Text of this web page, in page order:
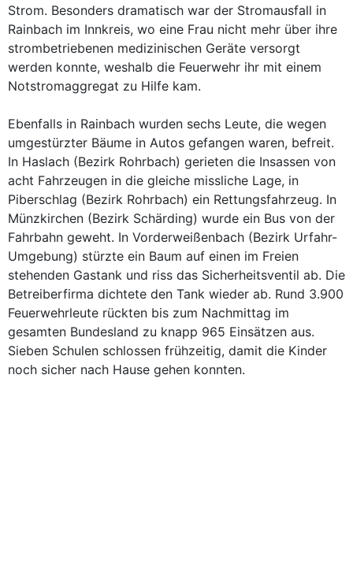
Strom. Besonders dramatisch war der Stromausfall in
Rainbach im Innkreis, wo eine Frau nicht mehr über ihre
strombetriebenen medizinischen Geräte versorgt
werden konnte, weshalb die Feuerwehr ihr mit einem
Notstromaggregat zu Hilfe kam.
Ebenfalls in Rainbach wurden sechs Leute, die wegen
umgestürzter Bäume in Autos gefangen waren, befreit.
In Haslach (Bezirk Rohrbach) gerieten die Insassen von
acht Fahrzeugen in die gleiche missliche Lage, in
Piberschlag (Bezirk Rohrbach) ein Rettungsfahrzeug. In
Münzkirchen (Bezirk Schärding) wurde ein Bus von der
Fahrbahn geweht. In Vorderweißenbach (Bezirk Urfahr-
Umgebung) stürzte ein Baum auf einen im Freien
stehenden Gastank und riss das Sicherheitsventil ab. Die
Betreiberfirma dichtete den Tank wieder ab. Rund 3.900
Feuerwehrleute rückten bis zum Nachmittag im
gesamten Bundesland zu knapp 965 Einsätzen aus.
Sieben Schulen schlossen frühzeitig, damit die Kinder
noch sicher nach Hause gehen konnten.